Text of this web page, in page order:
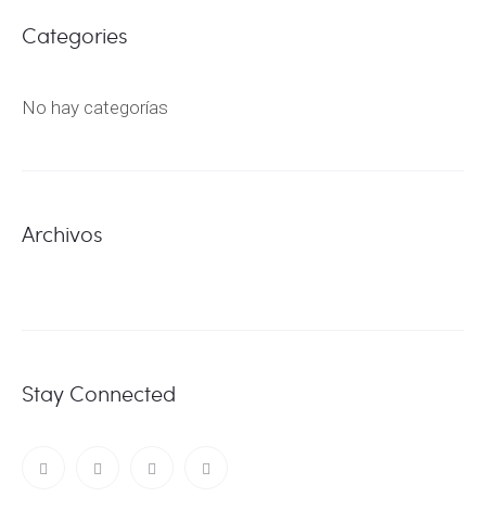
Categories
No hay categorías
Archivos
Stay Connected